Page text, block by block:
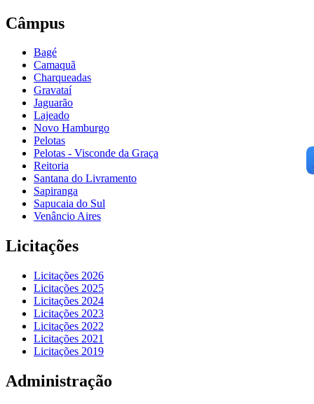
Câmpus
Bagé
Camaquã
Charqueadas
Gravataí
Jaguarão
Lajeado
Novo Hamburgo
Pelotas
Pelotas - Visconde da Graça
Reitoria
Santana do Livramento
Sapiranga
Sapucaia do Sul
Venâncio Aires
Licitações
Licitações 2026
Licitações 2025
Licitações 2024
Licitações 2023
Licitações 2022
Licitações 2021
Licitações 2019
Administração